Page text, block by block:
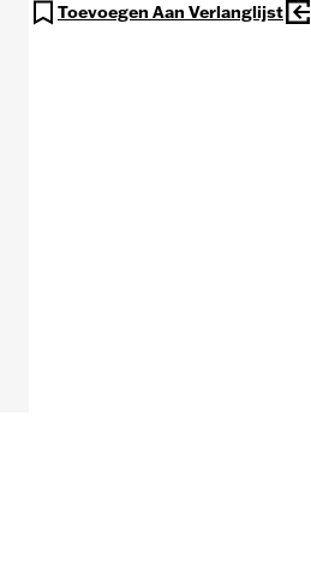
Toevoegen Aan Verlanglijst